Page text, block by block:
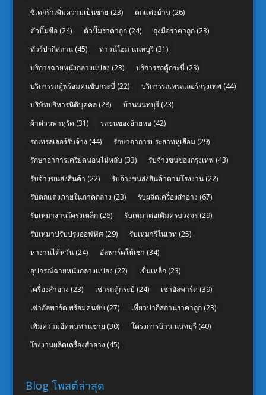
ซิเดกร้าเพิ่มความเป็นชาย (23) ตกแต่งบ้าน(26)
ตัวปั๊มชื่อ(24) ตัวปั๊มราคาถูก(24) ถุงมือราคาถูก(23)
ทัวร์ปากีสถาน(45) ทาวน์โฮม นนทบุรี(31)
บริการฉายหนังกลางแปลง (23) บริการรถตู้กระบี่ (23)
บริการรถตู้พร้อมคนขับกระบี่ (22) บริการรถเทรลเลอร์กรุงเทพ (44)
บริษัทบริหารนิติบุคคล(28) บ้านนนทบุรี(23)
ผ้าต่วนพาหุรัด (31) รถขนของย้ายหอ(42)
รถเทรลเลอร์รับจ้าง (44) รักษาอาการประสาทหูเสื่อม (29)
รักษาอาการเครียดนอนไม่หลับ (33) รับจ้างขนของกรุงเทพ (43)
รับจ้างขนส่งสินค้า (22) รับจ้างขนส่งสินค้าตามโรงงาน(22)
รับตกแต่งภายในภาคกลาง (23) รับผลิตเครื่องสำอาง (67)
รับเหมางานโครงเหล็ก(26) รับเหมาต่อเติมครบวงจร(29)
รับเหมาปรับปรุงออฟฟิศ(29) รับเหมารีโนเวท (25)
หางานไต้หวัน(24) อัลพาร์ดให้เช่า (34)
อุปกรณ์ฉายหนังกลางแปลง (22) เข็มเหล็ก(23)
เครื่องสำอาง (23) เช่ารถตู้กระบี่ (24) เช่าอัลพาร์ด (39)
เช่าอัลพาร์ด พร้อมคนขับ (27) เที่ยวปากีสถานราคาถูก(23)
เพิ่มความอึดทนท่านชาย (30) โครงการบ้าน นนทบุรี(40)
โรงงานผลิตเครื่องสำอาง (45)
Blog โพสต์ล่าสุด